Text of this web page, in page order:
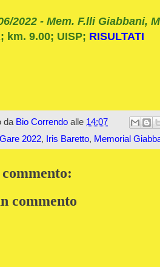
2022 - Mem. F.lli Giabbani,
km. 9.00; UISP; RISULTATI
da Bio Correndo alle 14:07
Gare 2022, Iris Baretto, Memorial
commento:
commento